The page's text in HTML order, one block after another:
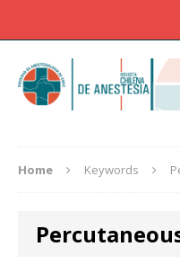
Home Keywords